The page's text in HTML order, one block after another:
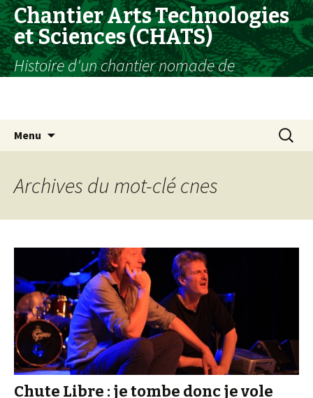
Chantier Arts Technologies
et Sciences (CHATS)
Histoire d'un chantier nomade de
Menu
principal
Archives du mot-clé cnes
Chute Libre : je tombe donc je vole